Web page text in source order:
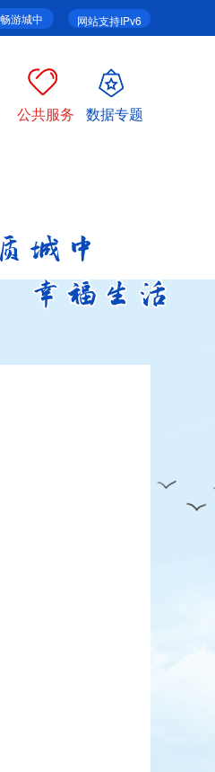
网站支持IPv6
畅游城中
公共服务 数据专题